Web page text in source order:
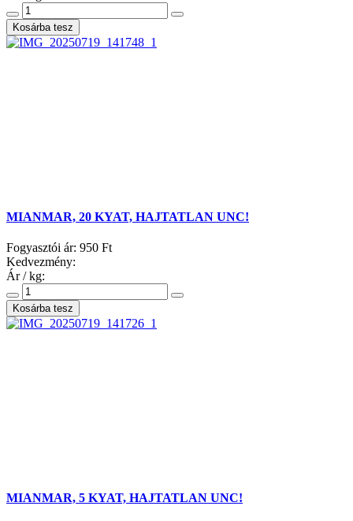
MIANMAR, 20 KYAT, HAJTATLAN UNC!
Fogyasztói ár: 950 Ft
Kedvezmény:
Ár / kg:
MIANMAR, 5 KYAT, HAJTATLAN UNC!